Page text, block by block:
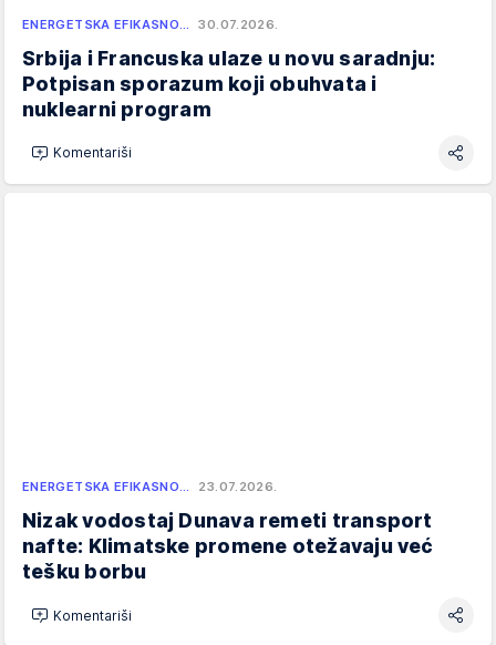
ENERGETSKA EFIKASNO… 30.07.2026.
Srbija i Francuska ulaze u novu saradnju:
Potpisan sporazum koji obuhvata i
nuklearni program
Komentariši
ENERGETSKA EFIKASNO… 23.07.2026.
Nizak vodostaj Dunava remeti transport
nafte: Klimatske promene otežavaju već
tešku borbu
Komentariši